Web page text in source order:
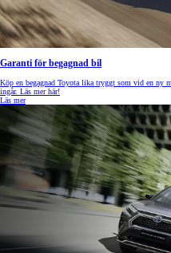
Garanti för begagnad bil
Köp en begagnad Toyota lika tryggt som vid en ny
ingår. Läs mer här!
Läs mer